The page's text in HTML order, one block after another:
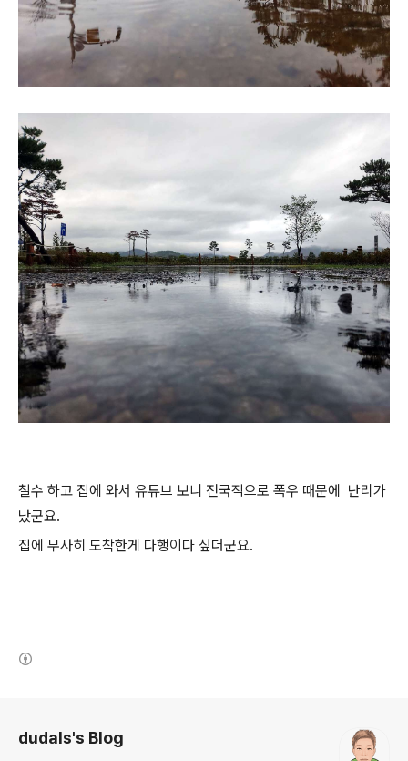
철수 하고 집에 와서 유튜브 보니 전국적으로 폭우 때문에 난리가
났군요.
집에 무사히 도착한게 다행이다 싶더군요.
dudals's Blog